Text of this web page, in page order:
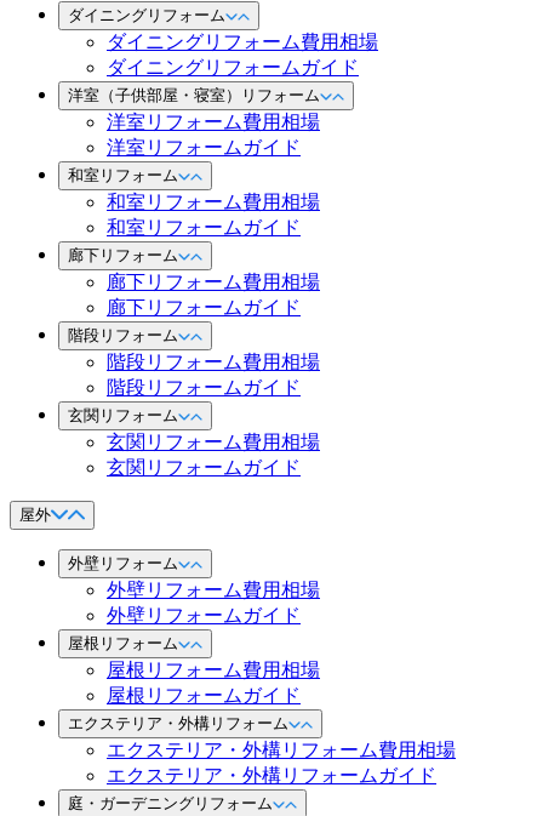
ダイニングリフォーム
ダイニングリフォーム費用相場
ダイニングリフォームガイド
洋室（子供部屋・寝室）リフォーム
洋室リフォーム費用相場
洋室リフォームガイド
和室リフォーム
和室リフォーム費用相場
和室リフォームガイド
廊下リフォーム
廊下リフォーム費用相場
廊下リフォームガイド
階段リフォーム
階段リフォーム費用相場
階段リフォームガイド
玄関リフォーム
玄関リフォーム費用相場
玄関リフォームガイド
屋外
外壁リフォーム
外壁リフォーム費用相場
外壁リフォームガイド
屋根リフォーム
屋根リフォーム費用相場
屋根リフォームガイド
エクステリア・外構リフォーム
エクステリア・外構リフォーム費用相場
エクステリア・外構リフォームガイド
庭・ガーデニングリフォーム